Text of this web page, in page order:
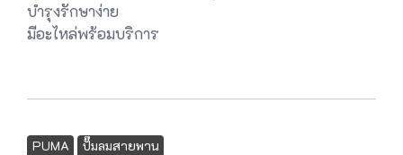
บำรุงรักษาง่าย
มีอะไหล่พร้อมบริการ
PUMA ปั๊มลมสายพาน